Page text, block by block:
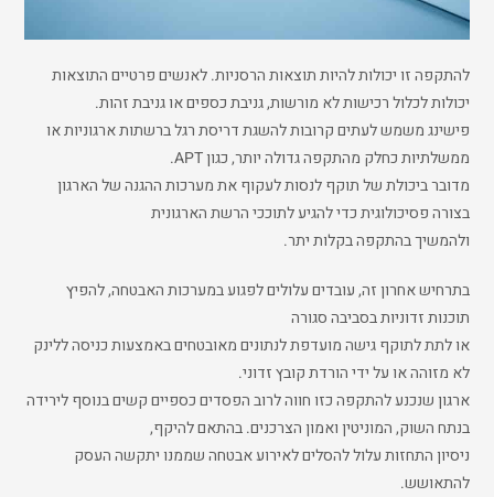
להתקפה זו יכולות להיות תוצאות הרסניות. לאנשים פרטיים התוצאות
יכולות לכלול רכישות לא מורשות, גניבת כספים או גניבת זהות.
פישינג משמש לעתים קרובות להשגת דריסת רגל ברשתות ארגוניות או
ממשלתיות כחלק מהתקפה גדולה יותר, כגון APT.
מדובר ביכולת של תוקף לנסות לעקוף את מערכות ההגנה של הארגון
בצורה פסיכולוגית כדי להגיע לתוככי הרשת הארגונית
ולהמשיך בהתקפה בקלות יתר.
בתרחיש אחרון זה, עובדים עלולים לפגוע במערכות האבטחה, להפיץ
תוכנות זדוניות בסביבה סגורה
או לתת לתוקף גישה מועדפת לנתונים מאובטחים באמצעות כניסה ללינק
לא מזוהה או על ידי הורדת קובץ זדוני.
ארגון שנכנע להתקפה כזו חווה לרוב הפסדים כספיים קשים בנוסף לירידה
בנתח השוק, המוניטין ואמון הצרכנים. בהתאם להיקף,
ניסיון התחזות עלול להסלים לאירוע אבטחה שממנו יתקשה העסק
להתאושש.